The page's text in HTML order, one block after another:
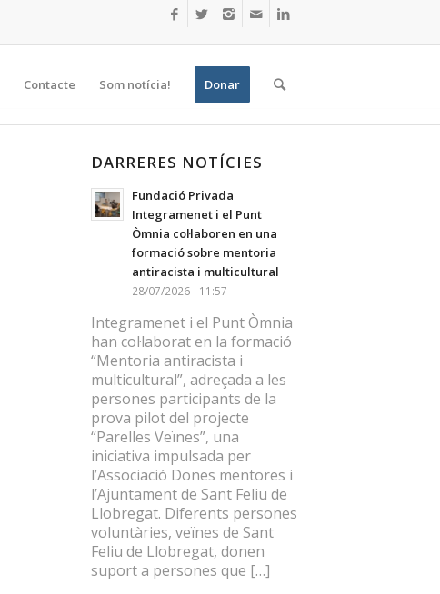
Contacte Som notícia! Donar
DARRERES NOTÍCIES
Fundació Privada
Integramenet i el Punt
Òmnia col·laboren en una
formació sobre mentoria
antiracista i multicultural
28/07/2026 - 11:57
Integramenet i el Punt Òmnia
han col·laborat en la formació
“Mentoria antiracista i
multicultural”, adreçada a les
persones participants de la
prova pilot del projecte
“Parelles Veïnes”, una
iniciativa impulsada per
l’Associació Dones mentores i
l’Ajuntament de Sant Feliu de
Llobregat. Diferents persones
voluntàries, veïnes de Sant
Feliu de Llobregat, donen
suport a persones que […]